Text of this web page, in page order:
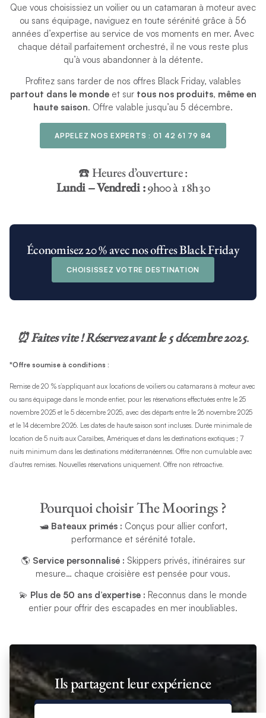
Que vous choisissiez un voilier ou un catamaran à moteur avec
ou sans équipage, naviguez en toute sérénité grâce à 56
années d’expertise au service de vos moments en mer. Avec
chaque détail parfaitement orchestré, il ne vous reste plus
qu’à vous abandonner à la détente.
Profitez sans tarder de nos offres Black Friday, valables
partout dans le mondeet sur tous nos produits, même en
haute saison. Offre valable jusqu’au 5 décembre.
APPELEZ NOS EXPERTS : 01 42 61 79 84
☎️ Heures d’ouverture :
Lundi – Vendredi :9h00 à 18h30
Économisez 20 % avec nos offres Black Friday
CHOISISSEZ VOTRE DESTINATION
⏰ Faites vite ! Réservez avant le 5 décembre 2025.
*Offre soumise à conditions :
Remise de 20 % s’appliquant aux locations de voiliers ou catamarans à moteur avec
ou sans équipage dans le monde entier, pour les réservations effectuées entre le 25
novembre 2025 et le 5 décembre 2025, avec des départs entre le 26 novembre 2025
et le 14 décembre 2026. Les dates de haute saison sont incluses. Durée minimale de
location de 5 nuits aux Caraïbes, Amériques et dans les destinations exotiques ; 7
nuits minimum dans les destinations méditerranéennes. Offre non cumulable avec
d’autres remises. Nouvelles réservations uniquement. Offre non rétroactive.
Pourquoi choisir The Moorings ?
🛥️ Bateaux primés : Conçus pour allier confort,
performance et sérénité totale.
🌎 Service personnalisé : Skippers privés, itinéraires sur
mesure… chaque croisière est pensée pour vous.
💫 Plus de 50 ans d’expertise : Reconnus dans le monde
entier pour offrir des escapades en mer inoubliables.
Ils partagent leur expérience